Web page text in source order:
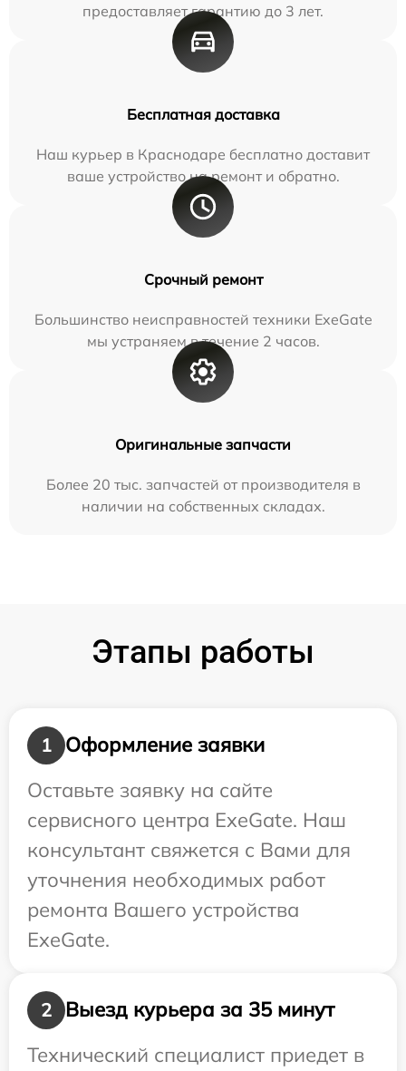
предоставляет гарантию до 3 лет.
Бесплатная доставка
Наш курьер в Краснодаре бесплатно доставит
ваше устройство на ремонт и обратно.
Срочный ремонт
Большинство неисправностей техники ExeGate
мы устраняем в течение 2 часов.
Оригинальные запчасти
Более 20 тыс. запчастей от производителя в
наличии на собственных складах.
Этапы работы
1
Оформление заявки
Оставьте заявку на сайте
сервисного центра ExeGate. Наш
консультант свяжется с Вами для
уточнения необходимых работ
ремонта Вашего устройства
ExeGate.
2
Выезд курьера за 35 минут
Технический специалист приедет в